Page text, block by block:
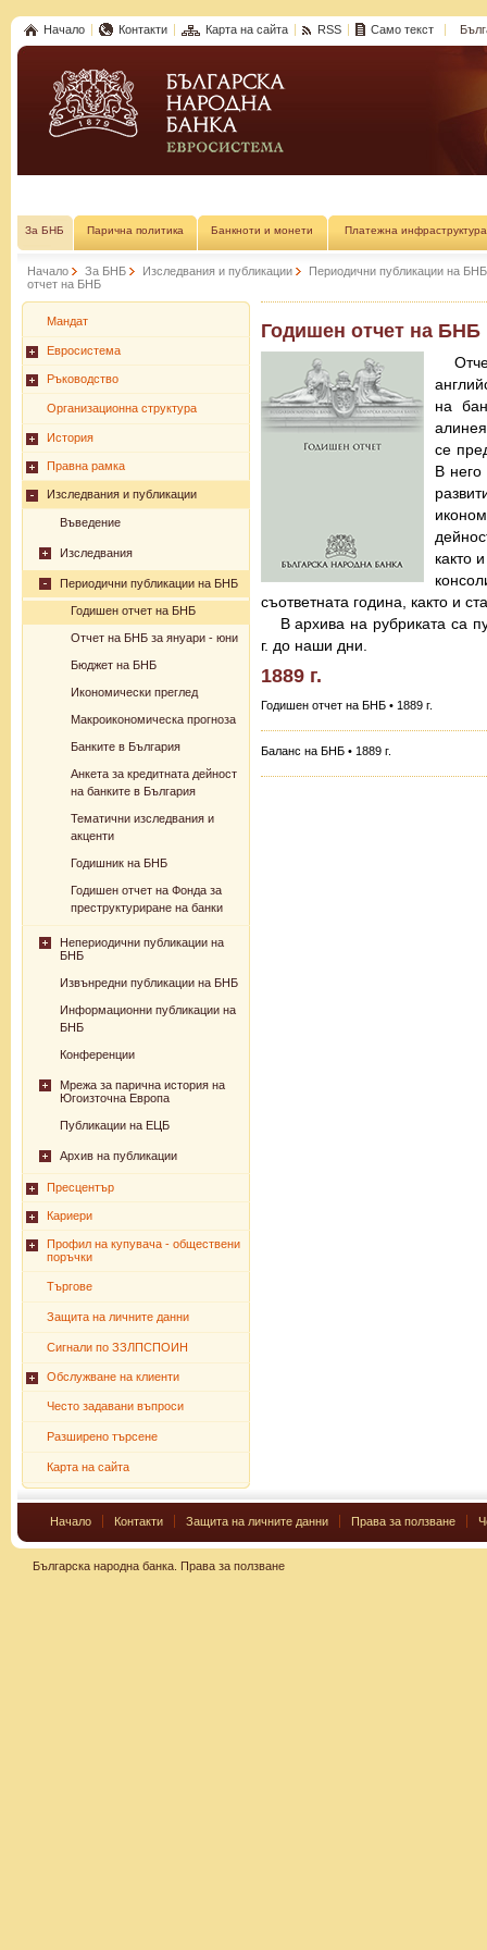
Начало Контакти Карта на сайта RSS Само текст
За БНБ Парична политика Банкноти и монети Платежна инфраструктура
Начало За БНБ Изследвания и публикации
Периодични публикации на БНБ
отчет на БНБ
Мандат
Евросистема
Ръководство
Организационна структура
История
Правна рамка
Изследвания и публикации
Въведение
Изследвания
Периодични публикации на БНБ
Годишен отчет на БНБ
Отчет на БНБ за януари - юни
Бюджет на БНБ
Икономически преглед
Макроикономическа прогноза
Банките в България
Анкета за кредитната дейност
на банките в България
Тематични изследвания и
акценти
Годишник на БНБ
Годишен отчет на Фонда за
преструктуриране на банки
Непериодични публикации на
БНБ
Извънредни публикации на БНБ
Информационни публикации на
БНБ
Конференции
Мрежа за парична история на
Югоизточна Европа
Публикации на ЕЦБ
Архив на публикации
Пресцентър
Кариери
Профил на купувача - обществени
поръчки
Търгове
Защита на личните данни
Сигнали по ЗЗЛПСПОИН
Обслужване на клиенти
Често задавани въпроси
Разширено търсене
Карта на сайта
Годишен отчет на БНБ
на
се
В
както
съответната година, както и
В архива на рубриката са
г. до наши дни.
1889 г.
Годишен отчет на БНБ • 1889 г.
Баланс на БНБ • 1889 г.
Начало Контакти Защита на личните данни Права за ползване
Българска народна банка. Права за ползване